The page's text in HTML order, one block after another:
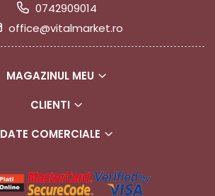
0742909014
office@vitalmarket.ro
MAGAZINUL MEU
CLIENTI
DATE COMERCIALE